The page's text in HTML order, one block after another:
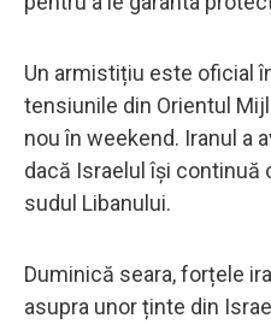
Un armistițiu este oficial
tensiunile din Orientul
nou în weekend. Iranul a
dacă Israelul își continuă
sudul Libanului.
Duminică seara, forțele
asupra unor ținte din